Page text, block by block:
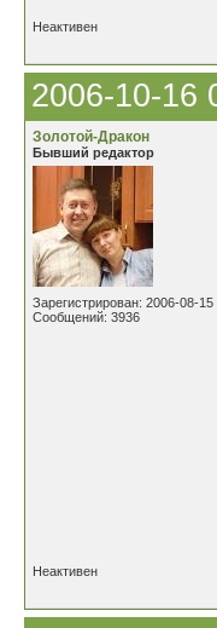
Неактивен
2006-10-16
Золотой-Дракон
Бывший редактор
Зарегистрирован: 2006-08-15
Сообщений: 3936
Неактивен